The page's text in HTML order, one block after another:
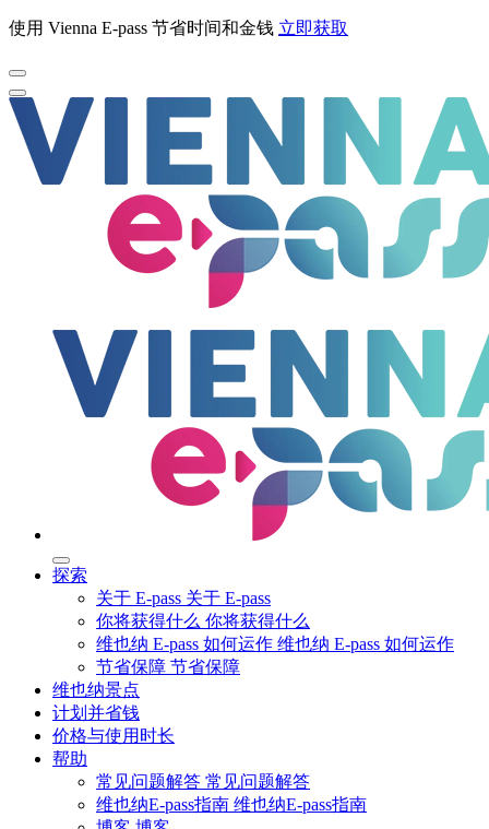
使用 Vienna E-pass 节省时间和金钱 立即获取
探索
关于 E-pass 关于 E-pass
你将获得什么 你将获得什么
维也纳 E-pass 如何运作 维也纳 E-pass 如何运作
节省保障 节省保障
维也纳景点
计划并省钱
价格与使用时长
帮助
常见问题解答 常见问题解答
维也纳E-pass指南 维也纳E-pass指南